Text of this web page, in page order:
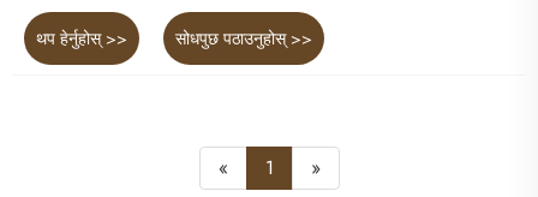
थप हेर्नुहोस् >> सोधपुछ पठाउनुहोस् >>
« 1 »